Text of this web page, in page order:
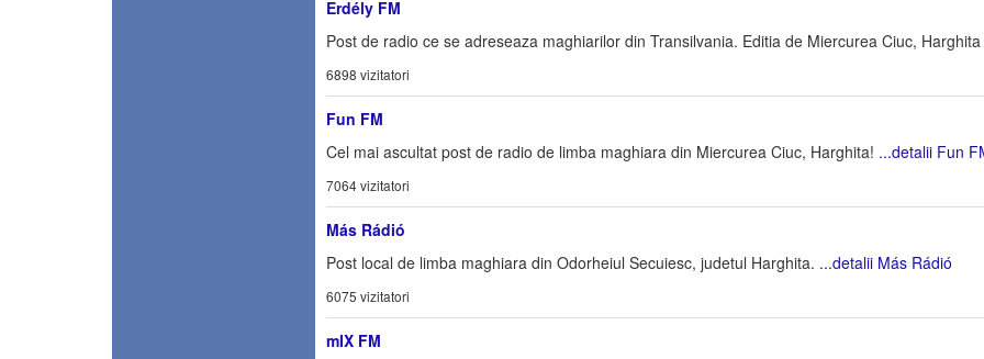
Erdély FM
Post de radio ce se adreseaza maghiarilor din Transilvania. Editia de Miercurea Ciuc, Harghita
6898 vizitatori
Fun FM
Cel mai ascultat post de radio de limba maghiara din Miercurea Ciuc, Harghita! ...detalii Fun
7064 vizitatori
Más Rádió
Post local de limba maghiara din Odorheiul Secuiesc, judetul Harghita. ...detalii Más Rádió
6075 vizitatori
mIX FM